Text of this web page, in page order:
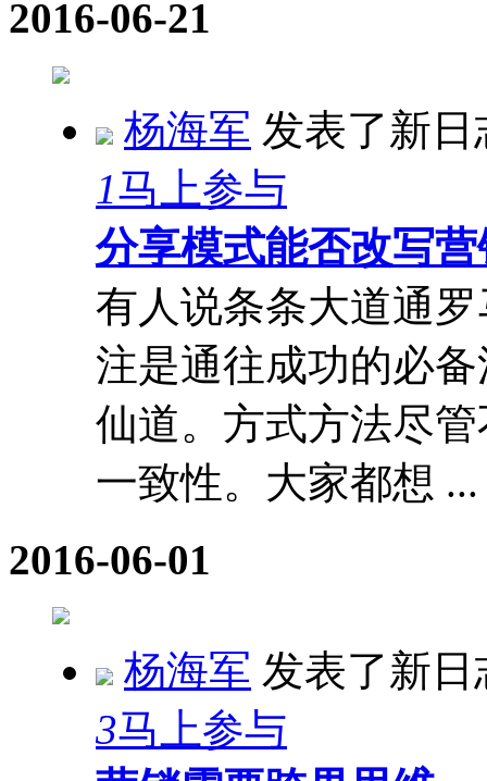
2016-06-21
杨海军 发表了新
1马上参与
分享模式能否改写
有人说条条大道通
注是通往成功的必
仙道。方式方法尽
一致性。大家都想 ...
2016-06-01
杨海军 发表了新
3马上参与